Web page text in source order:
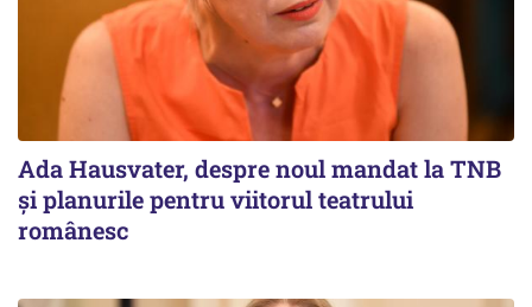
Ada Hausvater, despre noul mandat la TNB
și planurile pentru viitorul teatrului
românesc